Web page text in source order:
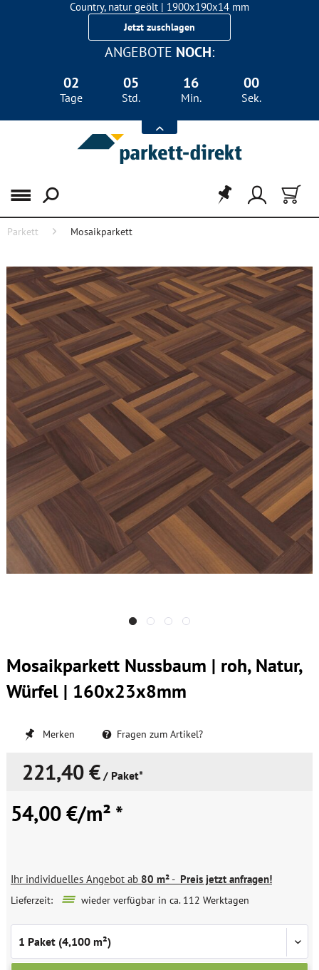
Country, natur geölt | 1900x190x14 mm
Landhausdiele Eiche für nur 29,90 €/m²
Jetzt zuschlagen
ANGEBOTE NOCH:
02
Tage
05
Std.
16
Min.
00
Sek.
Menü
Parkett Mosaikparkett
Mosaikparkett Nussbaum | roh, Natur,
Würfel | 160x23x8mm
Merken Fragen zum Artikel?
221,40 € / Paket*
54,00 €/m² *
Ihr individuelles Angebot ab 80 m²- Preis jetzt anfragen!
Lieferzeit: wieder verfügbar in ca. 112 Werktagen